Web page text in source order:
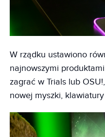
W rządku ustawiono
najnowszymi
zagrać w Trials lub
nowej myszki,